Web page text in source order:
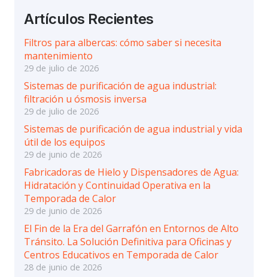
Artículos Recientes
Filtros para albercas: cómo saber si necesita
mantenimiento
29 de julio de 2026
Sistemas de purificación de agua industrial:
filtración u ósmosis inversa
29 de julio de 2026
Sistemas de purificación de agua industrial y vida
útil de los equipos
29 de junio de 2026
Fabricadoras de Hielo y Dispensadores de Agua:
Hidratación y Continuidad Operativa en la
Temporada de Calor
29 de junio de 2026
El Fin de la Era del Garrafón en Entornos de Alto
Tránsito. La Solución Definitiva para Oficinas y
Centros Educativos en Temporada de Calor
28 de junio de 2026